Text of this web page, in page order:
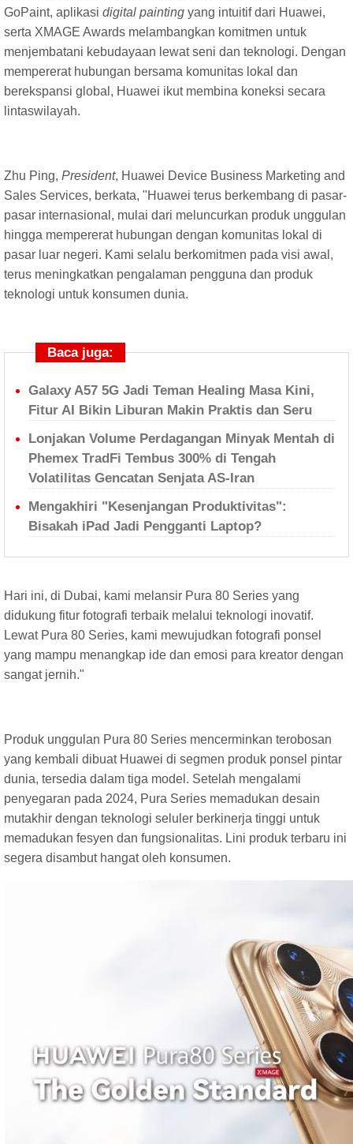
GoPaint, aplikasi digital painting yang intuitif dari Huawei,
serta XMAGE Awards melambangkan komitmen untuk
menjembatani kebudayaan lewat seni dan teknologi. Dengan
mempererat hubungan bersama komunitas lokal dan
berekspansi global, Huawei ikut membina koneksi secara
lintaswilayah.
Zhu Ping, President, Huawei Device Business Marketing and
Sales Services, berkata, "Huawei terus berkembang di pasar-
pasar internasional, mulai dari meluncurkan produk unggulan
hingga mempererat hubungan dengan komunitas lokal di
pasar luar negeri. Kami selalu berkomitmen pada visi awal,
terus meningkatkan pengalaman pengguna dan produk
teknologi untuk konsumen dunia.
Baca juga:
Galaxy A57 5G Jadi Teman Healing Masa Kini,
Fitur AI Bikin Liburan Makin Praktis dan Seru
Lonjakan Volume Perdagangan Minyak Mentah di
Phemex TradFi Tembus 300% di Tengah
Volatilitas Gencatan Senjata AS-Iran
Mengakhiri "Kesenjangan Produktivitas":
Bisakah iPad Jadi Pengganti Laptop?
Hari ini, di Dubai, kami melansir Pura 80 Series yang
didukung fitur fotografi terbaik melalui teknologi inovatif.
Lewat Pura 80 Series, kami mewujudkan fotografi ponsel
yang mampu menangkap ide dan emosi para kreator dengan
sangat jernih."
Produk unggulan Pura 80 Series mencerminkan terobosan
yang kembali dibuat Huawei di segmen produk ponsel pintar
dunia, tersedia dalam tiga model. Setelah mengalami
penyegaran pada 2024, Pura Series memadukan desain
mutakhir dengan teknologi seluler berkinerja tinggi untuk
memadukan fesyen dan fungsionalitas. Lini produk terbaru ini
segera disambut hangat oleh konsumen.